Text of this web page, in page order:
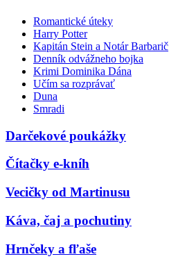
Romantické úteky
Harry Potter
Kapitán Stein a Notár Barbarič
Denník odvážneho bojka
Krimi Dominika Dána
Učím sa rozprávať
Duna
Smradi
Darčekové poukážky
Čítačky e-kníh
Vecičky od Martinusu
Káva, čaj a pochutiny
Hrnčeky a fľaše